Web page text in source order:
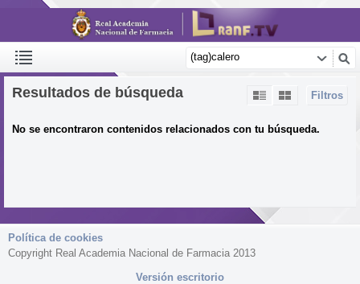
Filtros
Resultados de búsqueda
No se encontraron contenidos relacionados con tu búsqueda.
Política de cookies
Copyright Real Academia Nacional de Farmacia 2013
Versión escritorio